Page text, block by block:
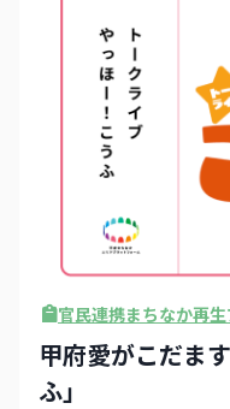
官民連携まちなか再
甲府愛がこだま
ふ」